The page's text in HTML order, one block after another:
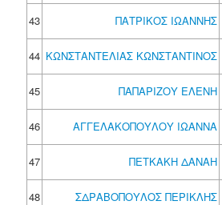
43 ΠΑΤΡΙΚΟΣ ΙΩΑΝΝΗΣ
44 ΚΩΝΣΤΑΝΤΕΛΙΑΣ ΚΩΝΣΤΑΝΤΙΝΟΣ
45 ΠΑΠΑΡΙΖΟΥ ΕΛΕΝΗ
46
ΑΓΓΕΛΑΚΟΠΟΥΛΟΥ ΙΩΑΝΝΑ
47 ΠΕΤΚΑΚΗ ΔΑΝΑΗ
48
ΣΔΡΑΒΟΠΟΥΛΟΣ ΠΕΡΙΚΛΗΣ